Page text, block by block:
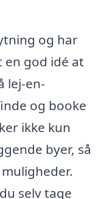
og har
god idé at
lej-en-
og booke
ikke kun
byer, så
selv tage